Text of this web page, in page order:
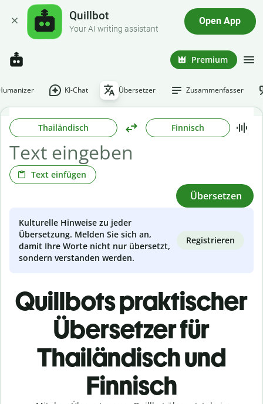
Quillbot
Your AI writing assistant
Open App
Premium
KI-Chat Übersetzer Zusammenfasser
Thailändisch Finnisch
Text einfügen
Übersetzen
Kulturelle Hinweise zu jeder
Übersetzung. Melden Sie sich an,
damit Ihre Worte nicht nur übersetzt,
sondern verstanden werden.
Registrieren
Quillbots praktischer
Übersetzer für
Thailändisch und
Finnisch